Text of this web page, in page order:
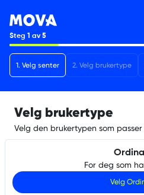
Steg 1 av5
1. Velg senter 2. Velg brukertype
Velg brukertype
Velg den brukertypen som
For deg som
Velg